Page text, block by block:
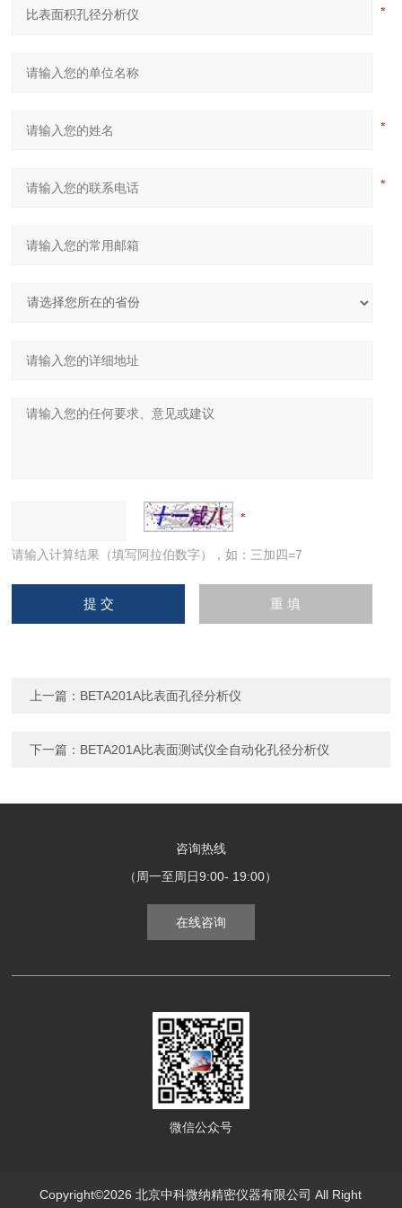
请输入计算结果（填写阿拉伯数字），如：三加四=7
上一篇： BETA201A比表面孔径分析仪
下一篇： BETA201A比表面测试仪全自动化孔径分析仪
咨询热线
（周一至周日9:00- 19:00）
在线咨询
微信公众号
Copyright©2026 北京中科微纳精密仪器有限公司 All Right